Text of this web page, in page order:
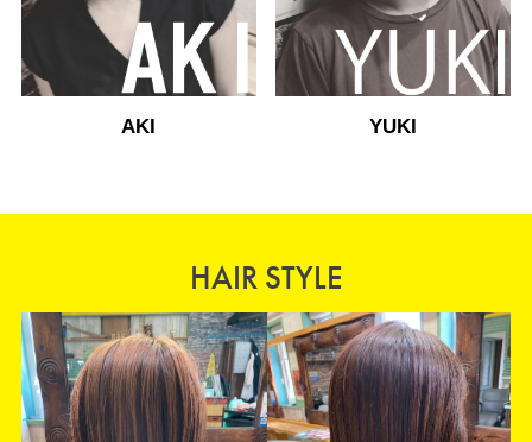
AKI YUKI
HAIR STYLE